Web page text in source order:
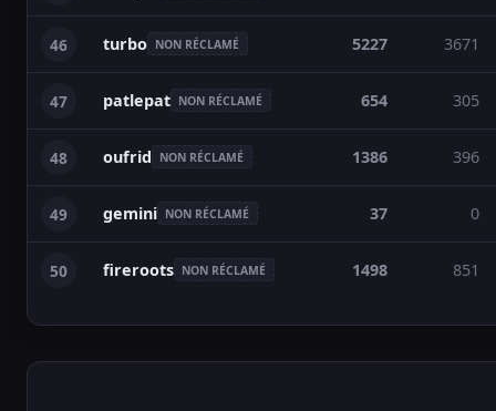
46 turbo NON RÉCLAMÉ 5227 3671
47 patlepat NON RÉCLAMÉ 654 305
48 oufrid NON RÉCLAMÉ 1386 396
49 gemini NON RÉCLAMÉ 37 0
50 fireroots NON RÉCLAMÉ 1498 851